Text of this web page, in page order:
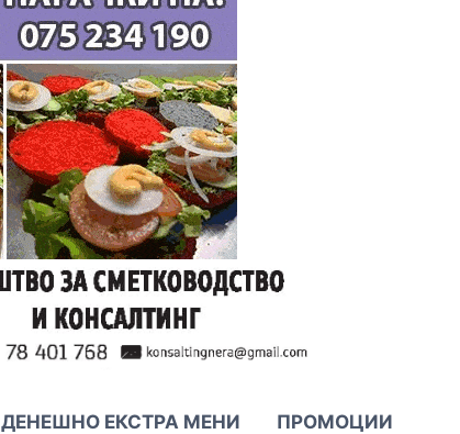
ДЕНЕШНО ЕКСТРА МЕНИ ПРОМОЦИИ